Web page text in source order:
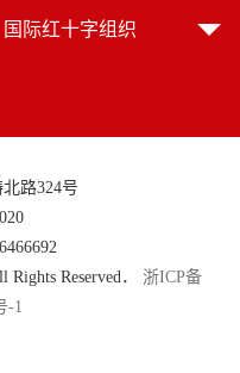
国际红十字组织
路324号
Reserved． 浙ICP备
-1